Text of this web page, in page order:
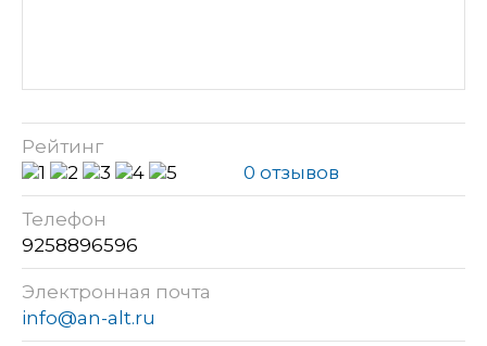
Рейтинг
0 отзывов
Телефон
9258896596
Электронная почта
info@an-alt.ru